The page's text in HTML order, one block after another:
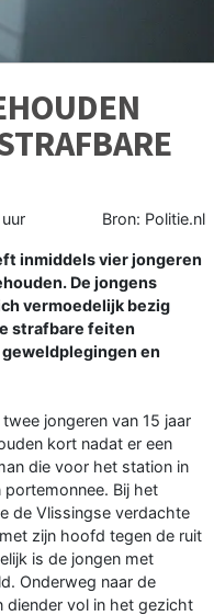
Bron: Politie.nl
inmiddels vier jongeren
De jongens
vermoedelijk bezig
strafbare feiten
en
jongeren van 15 jaar
kort nadat er een
die voor het station in
Bij het
de Vlissingse verdachte
zijn hoofd tegen de ruit
is de jongen met
Onderweg naar de
diender vol in het gezicht